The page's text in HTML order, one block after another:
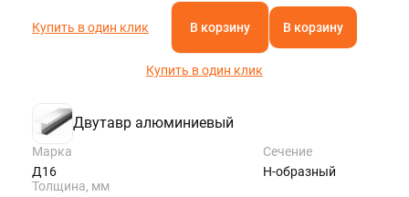
Купить в один клик В корзину В корзину
Купить в один клик
Двутавр алюминиевый
Марка
Д16
Сечение
Н-образный
Толщина, мм